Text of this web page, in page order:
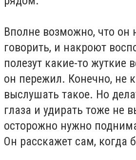
Вполне возможно, что он
говорить, и накроют
полезут какие-то жуткие
он пережил. Конечно, не
выслушать такое. Но
глаза и удирать тоже не
осторожно нужно
Он расскажет сам, когда